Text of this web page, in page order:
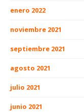
enero 2022
noviembre 2021
septiembre 2021
agosto 2021
julio 2021
junio 2021